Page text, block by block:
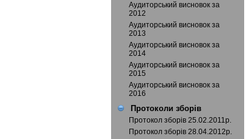
Аудиторський висновок за
2012
Аудиторський висновок за
2013
Аудиторський висновок за
2014
Аудиторський висновок за
2015
Аудиторський висновок за
2016
Протоколи зборів
Протокол зборів 25.02.2011р.
Протокол зборів 28.04.2012р.